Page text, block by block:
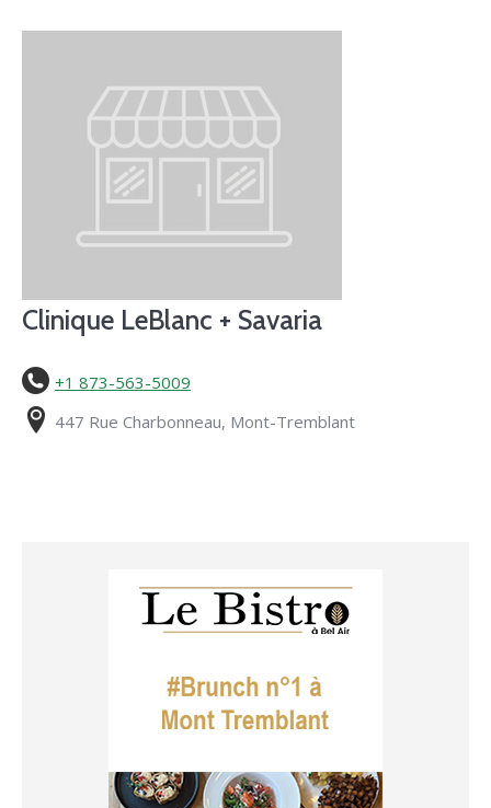
Clinique LeBlanc + Savaria
+1 873-563-5009
447 Rue Charbonneau, Mont-Tremblant